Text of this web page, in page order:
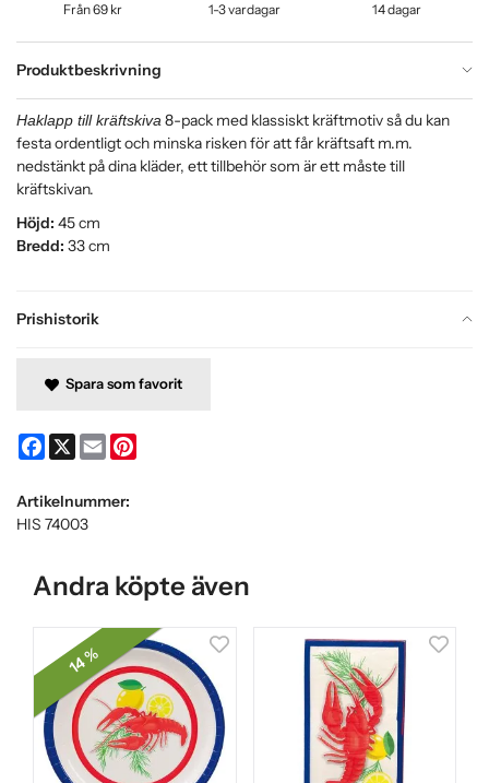
Från 69 kr
1-3 vardagar
14 dagar
Produktbeskrivning
Prishistorik
Haklapp till kräftskiva 8-pack med klassiskt kräftmotiv så du kan
festa ordentligt och minska risken för att får kräftsaft m.m.
nedstänkt på dina kläder, ett tillbehör som är ett måste till
kräftskivan.
Höjd: 45 cm
Bredd: 33 cm
Spara som favorit
Facebook
X Email
Artikelnummer:
HIS 74003
Andra köpte även
14 %